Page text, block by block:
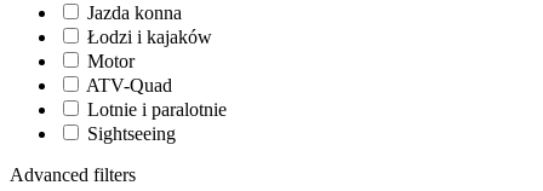
Jazda konna
Łodzi i kajaków
Motor
ATV-Quad
Lotnie i paralotnie
Sightseeing
Advanced filters